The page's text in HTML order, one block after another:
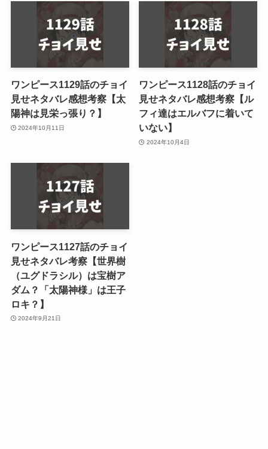
ワンピース1129話のチョイ
見せネタバレ感想考察【太
陽神は見栄っ張り？】
2024年10月11日
ワンピース1128話のチョイ
見せネタバレ感想考察【ル
フィ達はエルバフに着いて
いない】
2024年10月4日
ワンピース1127話のチョイ
見せネタバレ考察【世界樹
（ユグドラシル）は宝樹ア
ダム？「太陽神様」は王子
ロキ？】
2024年9月21日